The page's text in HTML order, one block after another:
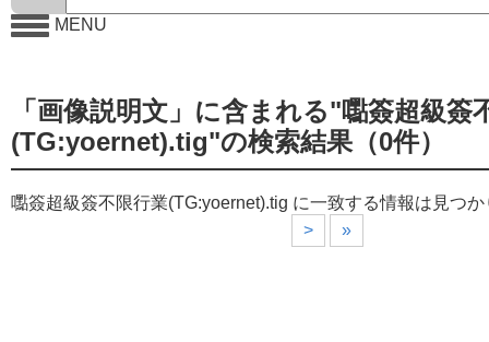
MENU
「画像説明文」に含まれる"嚸簽超級簽
(TG:yoernet).tig"の検索結果 （0件）
嚸簽超級簽不限行業(TG:yoernet).tig に一致する情報は見つ
>
»